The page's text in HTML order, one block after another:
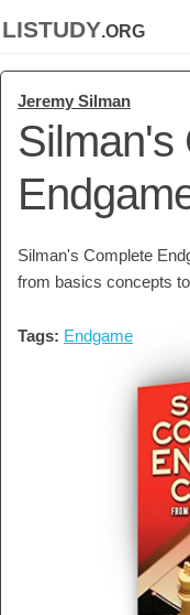
listudy.org
Jeremy Silman
Silman's
Silman's Complete
from basics concepts
Tags: Endgame